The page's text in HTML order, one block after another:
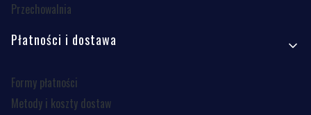
Przechowalnia
Płatności i dostawa
Formy płatności
Metody i koszty dostaw